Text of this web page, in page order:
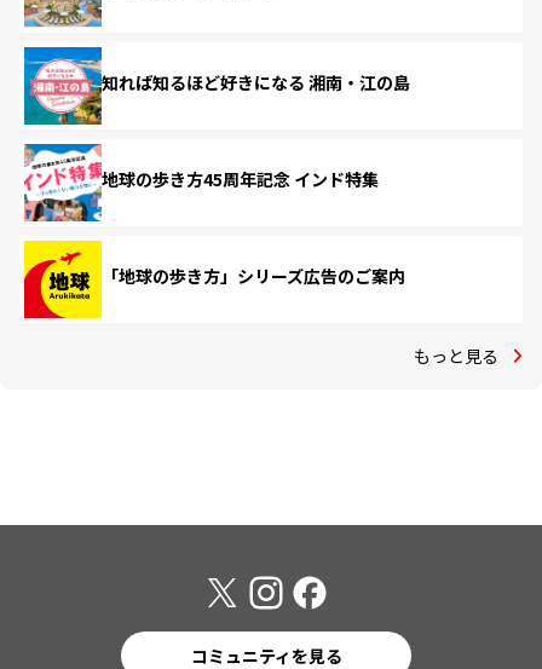
知れば知るほど好きになる 湘南・江の島
地球の歩き方45周年記念 インド特集
「地球の歩き方」シリーズ広告のご案内
もっと見る
コミュニティを見る